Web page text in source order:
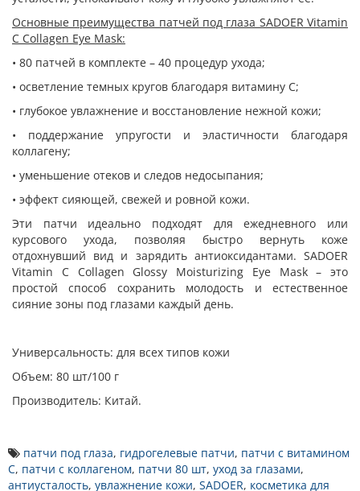
Основные преимущества патчей под глаза SADOER Vitamin
C Collagen Eye Mask:
• 80 патчей в комплекте – 40 процедур ухода;
• осветление темных кругов благодаря витамину C;
• глубокое увлажнение и восстановление нежной кожи;
• поддержание упругости и эластичности благодаря
коллагену;
• уменьшение отеков и следов недосыпания;
• эффект сияющей, свежей и ровной кожи.
Эти патчи идеально подходят для ежедневного или
курсового ухода, позволяя быстро вернуть коже
отдохнувший вид и зарядить антиоксидантами. SADOER
Vitamin C Collagen Glossy Moisturizing Eye Mask – это
простой способ сохранить молодость и естественное
сияние зоны под глазами каждый день.
Универсальность: для всех типов кожи
Объем: 80 шт/100 г
Производитель: Китай.
патчи под глаза, гидрогелевые патчи, патчи с витамином
С, патчи с коллагеном, патчи 80 шт, уход за глазами,
антиусталость, увлажнение кожи, SADOER, косметика для